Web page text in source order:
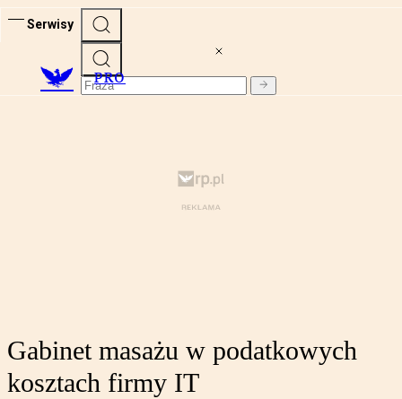
Serwisy
PRO
Gabinet masażu w podatkowych
kosztach firmy IT